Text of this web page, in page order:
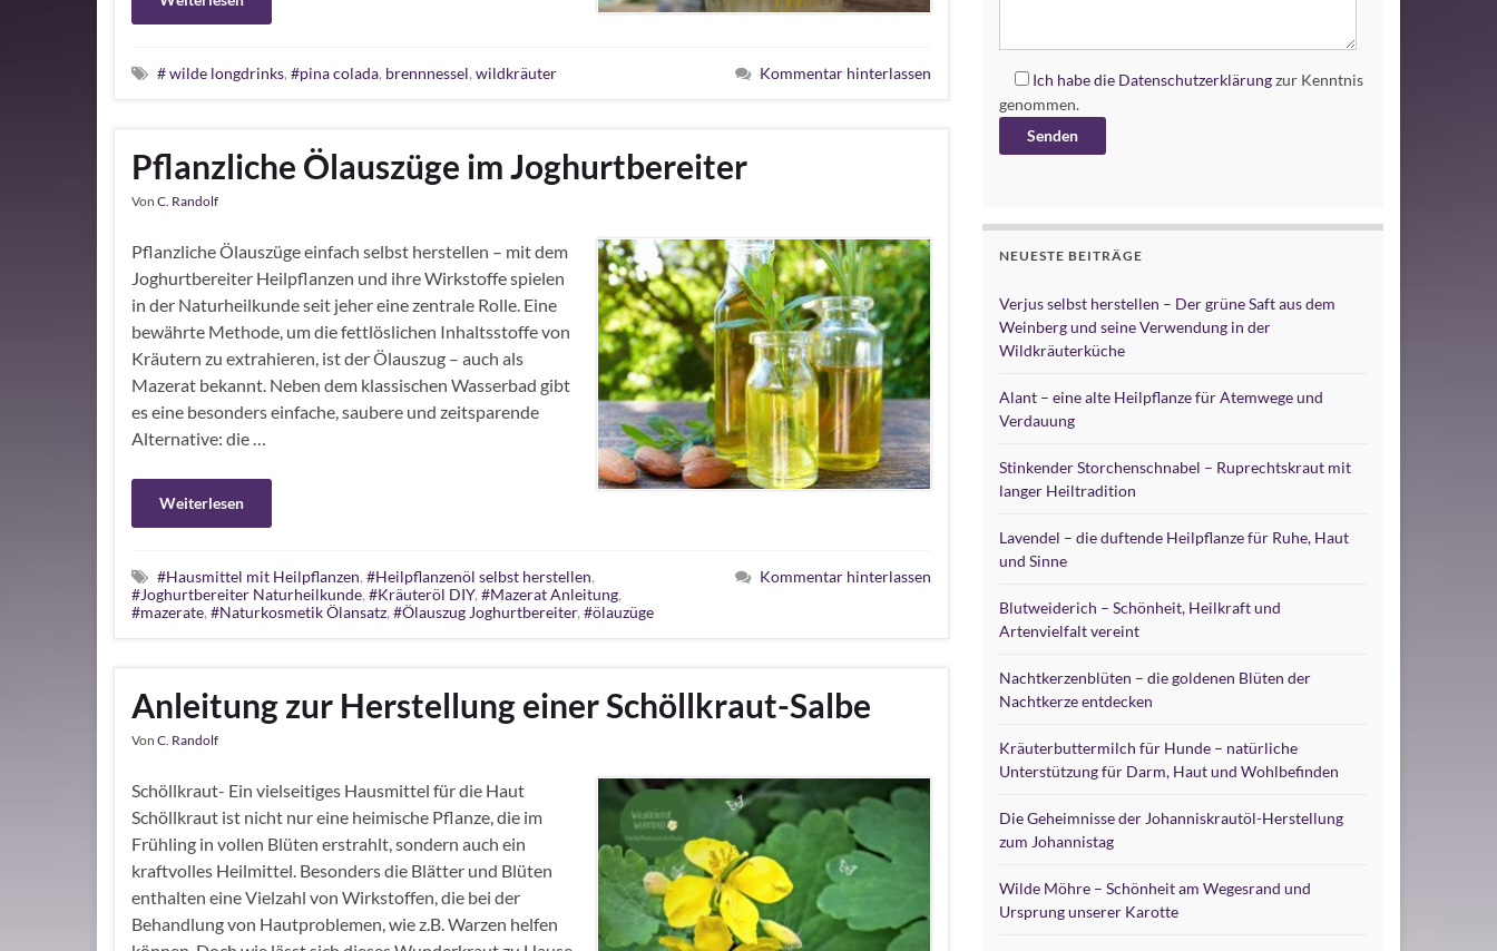
# wilde longdrinks, #pina colada, brennnessel, wildkräuter Kommentar hinterlassen
Pflanzliche Ölauszüge im Joghurtbereiter
Von C. Randolf
Pflanzliche Ölauszüge einfach selbst herstellen – mit dem
Joghurtbereiter Heilpflanzen und ihre Wirkstoffe spielen
in der Naturheilkunde seit jeher eine zentrale Rolle. Eine
bewährte Methode, um die fettlöslichen Inhaltsstoffe von
Kräutern zu extrahieren, ist der Ölauszug – auch als
Mazerat bekannt. Neben dem klassischen Wasserbad gibt
es eine besonders einfache, saubere und zeitsparende
Alternative: die …
Weiterlesen
#Hausmittel mit Heilpflanzen, #Heilpflanzenöl selbst herstellen,
#Joghurtbereiter Naturheilkunde, #Kräuteröl DIY, #Mazerat Anleitung,
#mazerate, #Naturkosmetik Ölansatz, #Ölauszug Joghurtbereiter, #ölauzüge
Kommentar hinterlassen
Anleitung zur Herstellung einer Schöllkraut-Salbe
Von C. Randolf
Schöllkraut- Ein vielseitiges Hausmittel für die Haut
Schöllkraut ist nicht nur eine heimische Pflanze, die im
Frühling in vollen Blüten erstrahlt, sondern auch ein
kraftvolles Heilmittel. Besonders die Blätter und Blüten
enthalten eine Vielzahl von Wirkstoffen, die bei der
Behandlung von Hautproblemen, wie z.B. Warzen helfen
Ich habe die Datenschutzerklärungzur Kenntnis
genommen.
NEUESTE BEITRÄGE
Verjus selbst herstellen – Der grüne Saft aus dem
Weinberg und seine Verwendung in der
Wildkräuterküche
Alant – eine alte Heilpflanze für Atemwege und
Verdauung
Stinkender Storchenschnabel – Ruprechtskraut mit
langer Heiltradition
Lavendel – die duftende Heilpflanze für Ruhe, Haut
und Sinne
Blutweiderich – Schönheit, Heilkraft und
Artenvielfalt vereint
Nachtkerzenblüten – die goldenen Blüten der
Nachtkerze entdecken
Kräuterbuttermilch für Hunde – natürliche
Unterstützung für Darm, Haut und Wohlbefinden
Die Geheimnisse der Johanniskrautöl-Herstellung
zum Johannistag
Wilde Möhre – Schönheit am Wegesrand und
Ursprung unserer Karotte